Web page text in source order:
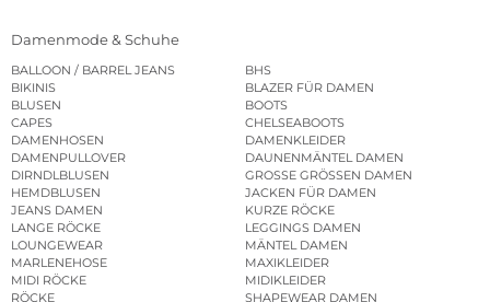
Damenmode & Schuhe
BALLOON / BARREL JEANS
BHS
BIKINIS
BLAZER FÜR DAMEN
BLUSEN
BOOTS
CAPES
CHELSEABOOTS
DAMENHOSEN
DAMENKLEIDER
DAMENPULLOVER
DAUNENMÄNTEL DAMEN
DIRNDLBLUSEN
GROSSE GRÖSSEN DAMEN
HEMDBLUSEN
JACKEN FÜR DAMEN
JEANS DAMEN
KURZE RÖCKE
LANGE RÖCKE
LEGGINGS DAMEN
LOUNGEWEAR
MÄNTEL DAMEN
MARLENEHOSE
MAXIKLEIDER
MIDI RÖCKE
MIDIKLEIDER
RÖCKE
SHAPEWEAR DAMEN